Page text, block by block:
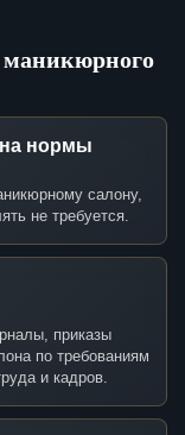
нормы
салону,
не требуется.
приказы
по требованиям
и кадров.